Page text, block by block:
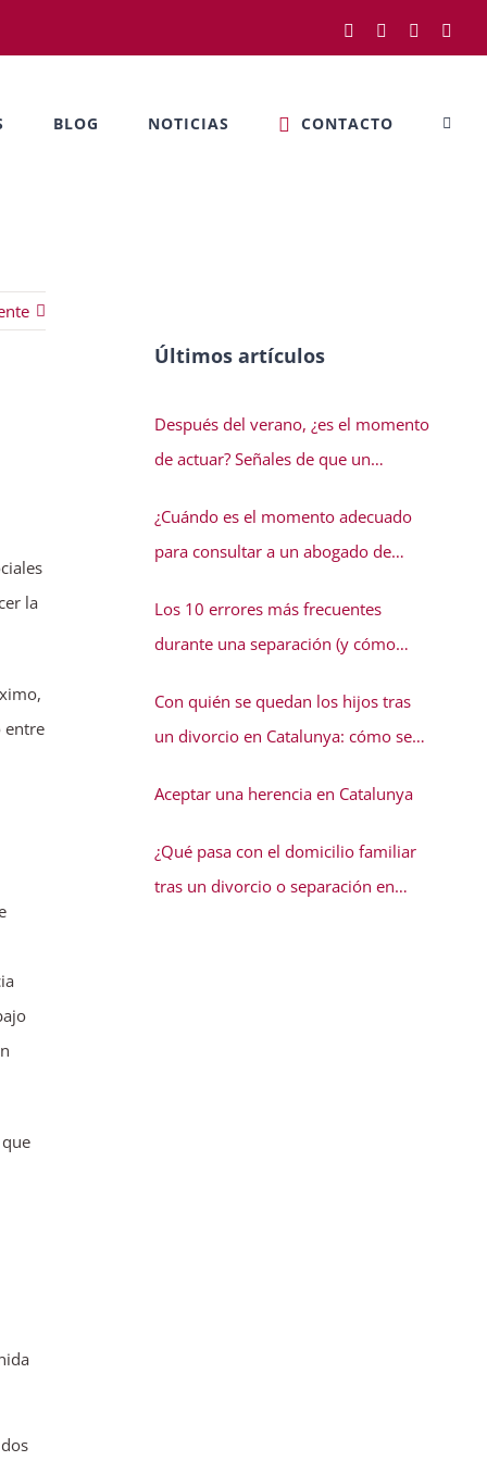
Facebook
TwitterLinkedIn
BLOG NOTICIAS CONTACTO
la
entre
que
Últimos artículos
Después del verano, ¿es el momento
de actuar? Señales de que un
¿Cuándo es el momento adecuado
para consultar a un abogado de
Los 10 errores más frecuentes
durante una separación (y cómo
Con quién se quedan los hijos tras
un divorcio en Catalunya: cómo se
Aceptar una herencia en Catalunya
¿Qué pasa con el domicilio familiar
tras un divorcio o separación en